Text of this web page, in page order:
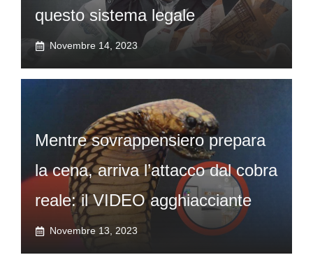
questo sistema legale
Novembre 14, 2023
Mentre sovrappensiero prepara
la cena, arriva l’attacco dal cobra
reale: il VIDEO agghiacciante
Novembre 13, 2023